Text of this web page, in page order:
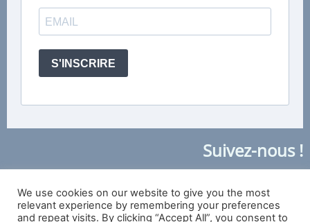
Suivez-nous !
We use cookies on our website to give you the most
relevant experience by remembering your preferences
and repeat visits. By clicking “Accept All”, you consent to